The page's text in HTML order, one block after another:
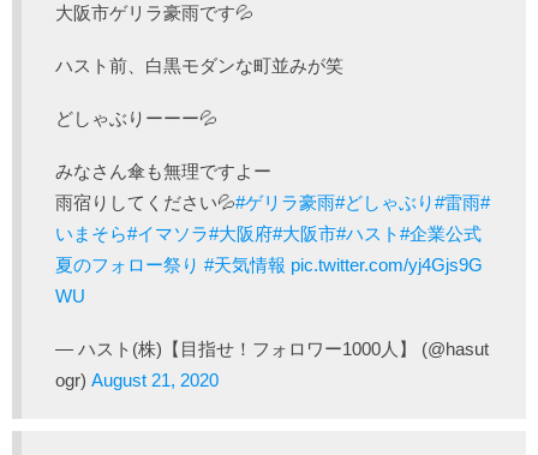
大阪市ゲリラ豪雨です💦
ハスト前、白黒モダンな町並みが笑
どしゃぶりーーー💦
みなさん傘も無理ですよー
雨宿りしてください💦#ゲリラ豪雨#どしゃぶり#雷雨#
いまそら#イマソラ#大阪府#大阪市#ハスト#企業公式
夏のフォロー祭り #天気情報 pic.twitter.com/yj4Gjs9G
WU
— ハスト(株)【目指せ！フォロワー1000人】 (@hasut
ogr) August 21, 2020